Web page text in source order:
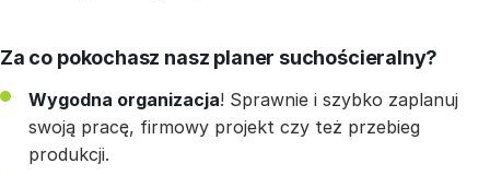
Za co pokochasz nasz planer suchościeralny?
Wygodna organizacja! Sprawnie i szybko zaplanuj
swoją pracę, firmowy projekt czy też przebieg
produkcji.